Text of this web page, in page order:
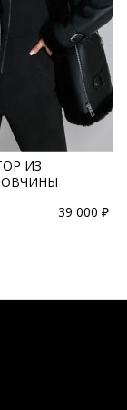
ИЗ
ОВЧИНЫ
39 000 ₽